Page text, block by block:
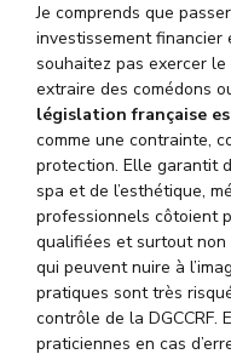
Je comprends que
investissement financier
souhaitez pas exercer
extraire des comédons
législation française
comme une contrainte,
protection. Elle garantit
spa et de l’esthétique,
professionnels côtoient
qualifiées et surtout non
qui peuvent nuire à
pratiques sont très
contrôle de la DGCCRF.
praticiennes en cas